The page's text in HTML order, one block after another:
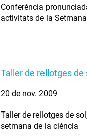
Conferència
activitats de la Setmana
Taller de rellotges de
20 de nov. 2009
Taller de rellotges de
setmana de la ciència